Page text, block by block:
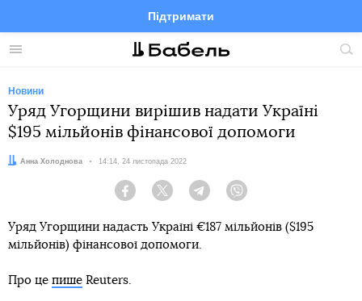
Меню
Підтримати
FacebookTelegramTwitter
Новини
Уряд Угорщини вирішив надати Україні
$195 мільйонів фінансової допомоги
Автор:
Анна Холоднова Дата:
14:14, 24 листопада 2022
Facebook Twitter Telegram
Уряд Угорщини надасть Україні €187 мільйонів ($195
мільйонів) фінансової допомоги.
Про це пише Reuters.